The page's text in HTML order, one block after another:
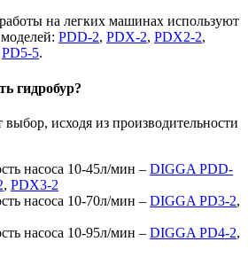
на легких машинах используют
PDD-2, PDX-2, PDX2-2,
PD5-5.
гидробур?
исходя из производительности
насоса 10-45л/мин – DIGGA PDD-
, PDX3-2
насоса 10-70л/мин – DIGGA PD3-2,
насоса 10-95л/мин – DIGGA PD4-2,